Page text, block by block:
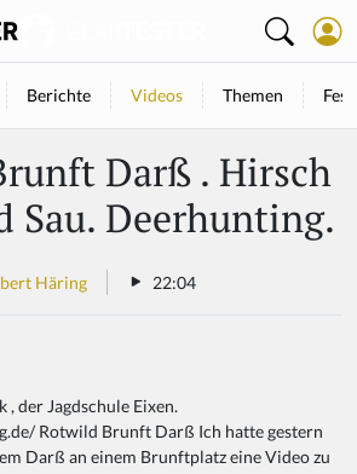
Berichte Videos Themen
Darß . Hirsch
Sau. Deerhunting.
Häring 22:04
, der Jagdschule Eixen.
Rotwild Brunft Darß Ich hatte gestern
Darß an einem Brunftplatz eine Video zu